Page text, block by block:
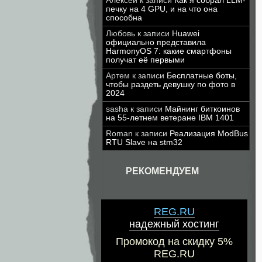
печку на 4 GPU, и на что она
способна
Любовь к записи Huawei
официально представила
HarmonyOS 7: какие смартфоны
получат её первыми
Артем к записи Бесплатные боты,
чтобы раздеть девушку по фото в
2024
sasha к записи Майнинг биткоинов
на 55-летнем ветеране IBM 1401
Roman к записи Реализация ModBus
RTU Slave на stm32
РЕКОМЕНДУЕМ
REG.RU
надежный хостинг
Промокод на скидку 5%
REG.RU